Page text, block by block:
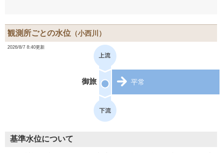
観測所ごとの水位 （小西川）
2026/8/7 8:40更新
御旅 平常
基準水位について